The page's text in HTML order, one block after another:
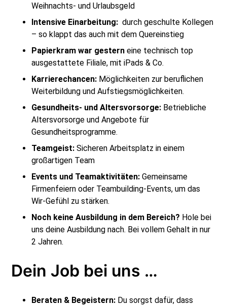
Weihnachts- und Urlaubsgeld
Intensive Einarbeitung:durch geschulte Kollegen
– so klappt das auch mit dem Quereinstieg
Papierkram war gesterneine technisch top
ausgestattete Filiale, mit iPads & Co.
Karrierechancen: Möglichkeiten zur beruflichen
Weiterbildung und Aufstiegsmöglichkeiten.
Gesundheits- und Altersvorsorge: Betriebliche
Altersvorsorge und Angebote für
Gesundheitsprogramme.
Teamgeist:Sicheren Arbeitsplatz in einem
großartigen Team
Events und Teamaktivitäten:Gemeinsame
Firmenfeiern oder Teambuilding-Events, um das
Wir-Gefühl zu stärken.
Noch keine Ausbildung in dem Bereich? Hole bei
uns deine Ausbildung nach. Bei vollem Gehalt in nur
2 Jahren.
Dein Job bei uns …
Beraten & Begeistern: Du sorgst dafür, dass